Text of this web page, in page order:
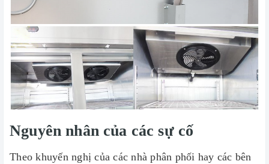
Nguyên nhân của các sự cố
Theo khuyến nghị của các nhà phân phối hay các bên